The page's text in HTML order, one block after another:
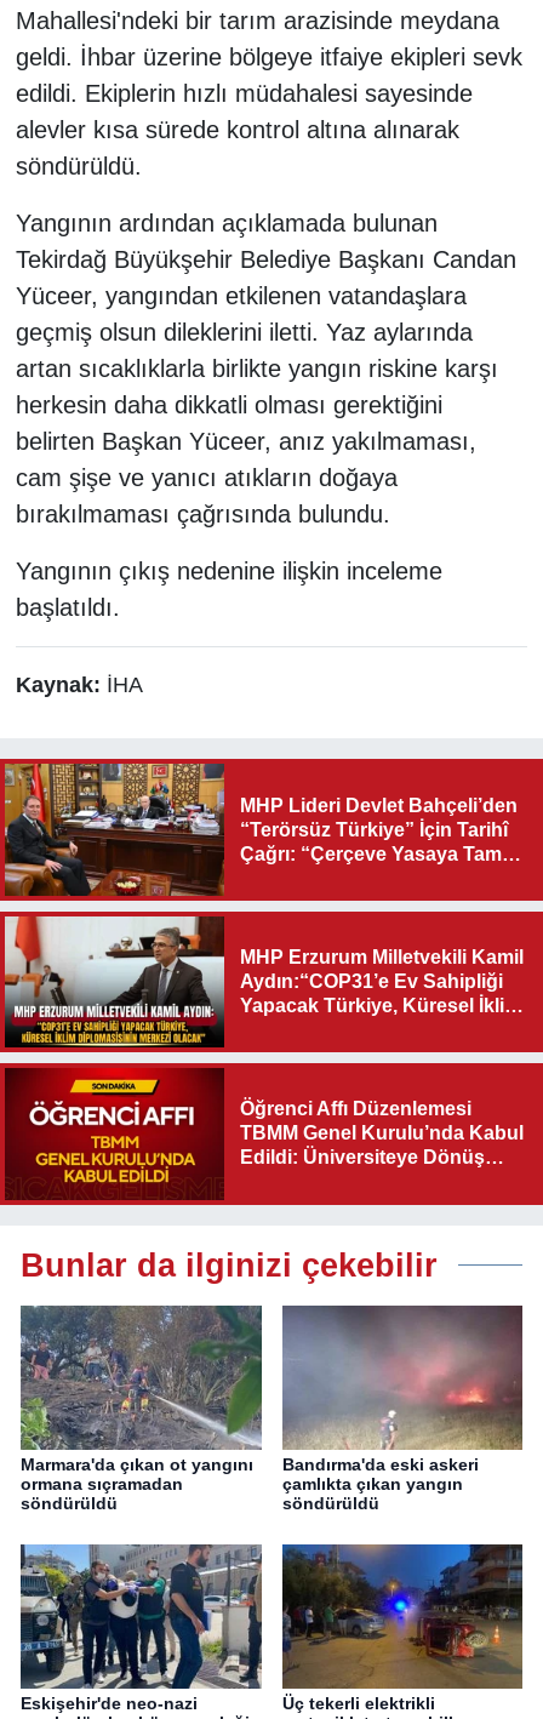
Mahallesi'ndeki bir tarım arazisinde meydana
geldi. İhbar üzerine bölgeye itfaiye ekipleri sevk
edildi. Ekiplerin hızlı müdahalesi sayesinde
alevler kısa sürede kontrol altına alınarak
söndürüldü.
Yangının ardından açıklamada bulunan
Tekirdağ Büyükşehir Belediye Başkanı Candan
Yüceer, yangından etkilenen vatandaşlara
geçmiş olsun dileklerini iletti. Yaz aylarında
artan sıcaklıklarla birlikte yangın riskine karşı
herkesin daha dikkatli olması gerektiğini
belirten Başkan Yüceer, anız yakılmaması,
cam şişe ve yanıcı atıkların doğaya
bırakılmaması çağrısında bulundu.
Yangının çıkış nedenine ilişkin inceleme
başlatıldı.
Kaynak: İHA
MHP Lideri Devlet Bahçeli’den
“Terörsüz Türkiye” İçin Tarihî
Çağrı: “Çerçeve Yasaya Tam
MHP Erzurum Milletvekili Kamil
Aydın:“COP31’e Ev Sahipliği
Yapacak Türkiye, Küresel İklim
Olacak"
Öğrenci Affı Düzenlemesi
TBMM Genel Kurulu’nda Kabul
Edildi: Üniversiteye Dönüş
Bunlar da ilginizi çekebilir
Marmara'da çıkan ot yangını
ormana sıçramadan
söndürüldü
Bandırma'da eski askeri
çamlıkta çıkan yangın
söndürüldü
Eskişehir'de neo-nazi
Üç tekerli elektrikli